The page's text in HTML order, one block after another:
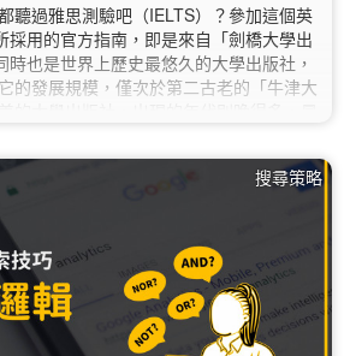
聽過雅思測驗吧（IELTS）？參加這個英
採用的官方指南，即是來自「劍橋大學出
時也是世界上歷史最悠久的大學出版社，
的發展規模，僅次於第二古老的「牛津大
搜尋策略